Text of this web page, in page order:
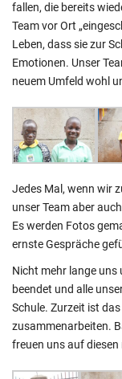
fallen, die bereits
Team vor Ort
Leben, dass sie zur
Emotionen. Unser
neuem Umfeld wohl
Jedes Mal, wenn wir
unser Team aber
Es werden Fotos
ernste Gespräche
Nicht mehr lange
beendet und alle
Schule. Zurzeit ist
zusammenarbeiten.
freuen uns auf